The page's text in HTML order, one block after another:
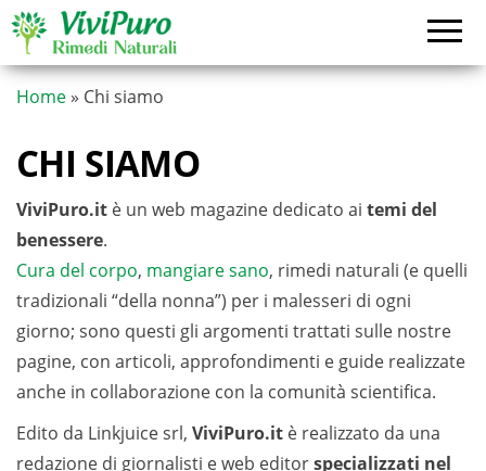
Vai
contenuto
Home » Chi siamo
CHI SIAMO
ViviPuro.it è un web magazine dedicato ai temi del
benessere.
Cura del corpo, mangiare sano, rimedi naturali (e quelli
tradizionali “della nonna”) per i malesseri di ogni
giorno; sono questi gli argomenti trattati sulle nostre
pagine, con articoli, approfondimenti e guide realizzate
anche in collaborazione con la comunità scientifica.
Edito da Linkjuice srl, ViviPuro.it è realizzato da una
redazione di giornalisti e web editorspecializzati nel